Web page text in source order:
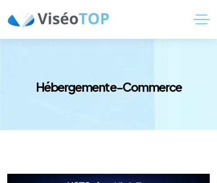
Hébergement e-Commerce